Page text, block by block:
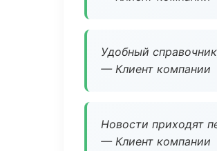
Удобный
— Клиент компании
Новости приходят
— Клиент компании